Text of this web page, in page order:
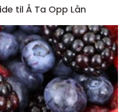
til Å Ta Opp Lån